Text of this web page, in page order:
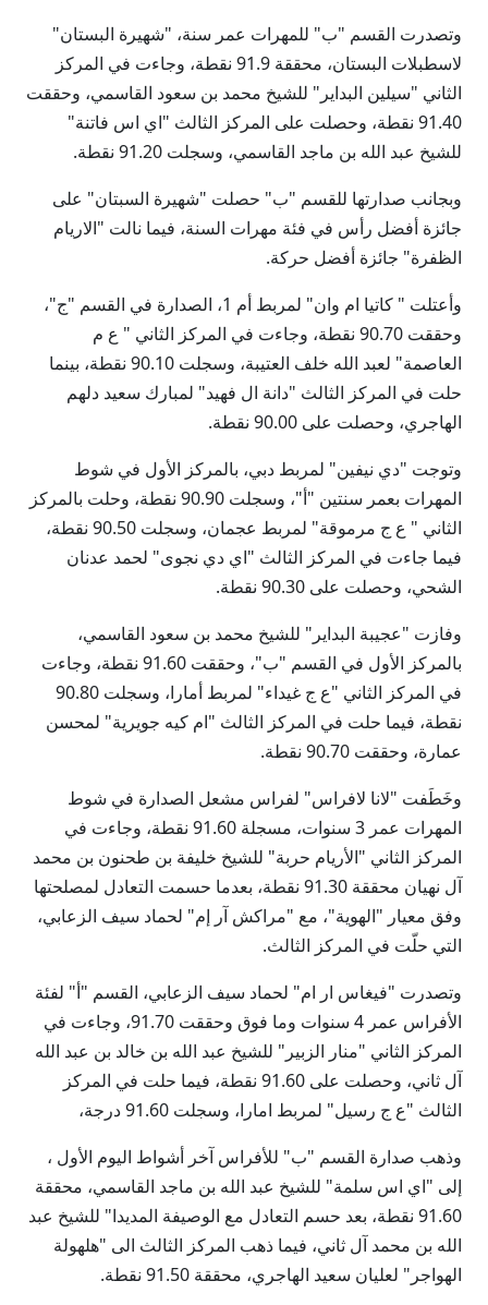
وتصدرت القسم "ب" للمهرات عمر سنة، "شهيرة البستان"
لاسطبلات البستان، محققة 91.9 نقطة، وجاءت في المركز
الثاني "سيلين البداير" للشيخ محمد بن سعود القاسمي، وحققت
91.40 نقطة، وحصلت على المركز الثالث "اي اس فاتنة"
للشيخ عبد الله بن ماجد القاسمي، وسجلت 91.20 نقطة.
وبجانب صدارتها للقسم "ب" حصلت "شهيرة السبتان" على
جائزة أفضل رأس في فئة مهرات السنة، فيما نالت "الاريام
الظفرة" جائزة أفضل حركة.
وأعتلت " كاتيا ام وان" لمربط أم 1، الصدارة في القسم "ج"،
وحققت 90.70 نقطة، وجاءت في المركز الثاني " ع م
العاصمة" لعبد الله خلف العتيبة، وسجلت 90.10 نقطة، بينما
حلت في المركز الثالث "دانة ال فهيد" لمبارك سعيد دلهم
الهاجري، وحصلت على 90.00 نقطة.
وتوجت "دي نيفين" لمربط دبي، بالمركز الأول في شوط
المهرات بعمر سنتين "أ"، وسجلت 90.90 نقطة، وحلت بالمركز
الثاني " ع ج مرموقة" لمربط عجمان، وسجلت 90.50 نقطة،
فيما جاءت في المركز الثالث "اي دي نجوى" لحمد عدنان
الشحي، وحصلت على 90.30 نقطة.
وفازت "عجيبة البداير" للشيخ محمد بن سعود القاسمي،
بالمركز الأول في القسم "ب"، وحققت 91.60 نقطة، وجاءت
في المركز الثاني "ع ج غيداء" لمربط أمارا، وسجلت 90.80
نقطة، فيما حلت في المركز الثالث "ام كيه جويرية" لمحسن
عمارة، وحققت 90.70 نقطة.
وخَطَفت "لانا لافراس" لفراس مشعل الصدارة في شوط
المهرات عمر 3 سنوات، مسجلة 91.60 نقطة، وجاءت في
المركز الثاني "الأريام حربة" للشيخ خليفة بن طحنون بن محمد
آل نهيان محققة 91.30 نقطة، بعدما حسمت التعادل لمصلحتها
وفق معيار "الهوية"، مع "مراكش آر إم" لحماد سيف الزعابي،
التي حلّت في المركز الثالث.
وتصدرت "فيغاس ار ام" لحماد سيف الزعابي، القسم "أ" لفئة
الأفراس عمر 4 سنوات وما فوق وحققت 91.70، وجاءت في
المركز الثاني "منار الزبير" للشيخ عبد الله بن خالد بن عبد الله
آل ثاني، وحصلت على 91.60 نقطة، فيما حلت في المركز
الثالث "ع ج رسيل" لمربط امارا، وسجلت 91.60 درجة،
وذهب صدارة القسم "ب" للأفراس آخر أشواط اليوم الأول ،
إلى "اي اس سلمة" للشيخ عبد الله بن ماجد القاسمي، محققة
91.60 نقطة، بعد حسم التعادل مع الوصيفة المديدا" للشيخ عبد
الله بن محمد آل ثاني، فيما ذهب المركز الثالث الى "هلهولة
الهواجر" لعليان سعيد الهاجري، محققة 91.50 نقطة.